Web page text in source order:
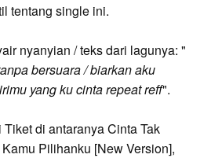
tentang single ini.
nyanyian / teks dari lagunya: "
bersuara / biarkan aku
yang ku cinta repeat reff".
di antaranya Cinta Tak
Pilihanku [New Version],